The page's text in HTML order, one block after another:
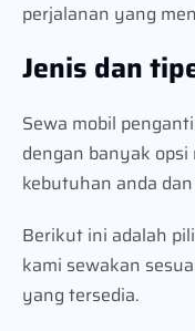
perjalanan yang
Jenis dan
Sewa mobil
dengan banyak
kebutuhan anda
Berikut ini adalah
kami sewakan
yang tersedia.